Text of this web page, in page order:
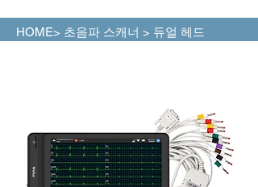
HOME> 초음파 스캐너 > 듀얼 헤드